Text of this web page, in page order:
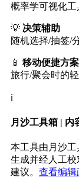
概率学可视化工
💡 决策辅助
随机选择/抽签/
📱 移动便捷方案
旅行/聚会时的
ℹ️
月沙工具箱 | 内
本工具由月沙
生成并经人工
建议。 查看编